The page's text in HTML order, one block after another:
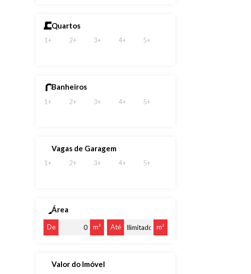
Quartos
1+ 2+ 3+ 4+ 5+
Banheiros
1+ 2+ 3+ 4+ 5+
Vagas de Garagem
1+ 2+ 3+ 4+ 5+
Área
De m² Até m²
Valor do Imóvel